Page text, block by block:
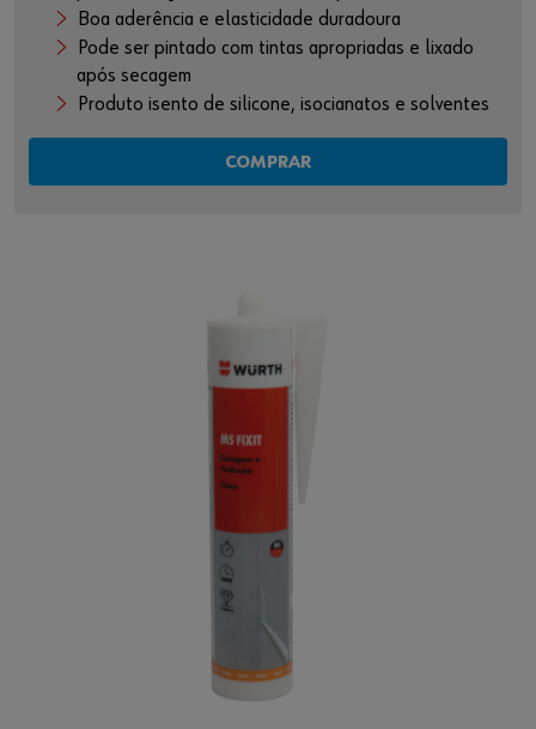
Boa aderência e elasticidade duradoura
Pode ser pintado com tintas apropriadas e lixado
após secagem
Produto isento de silicone, isocianatos e solventes
COMPRAR